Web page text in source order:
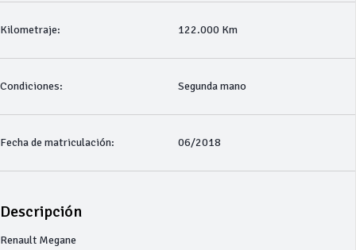
Kilometraje: 122.000 Km
Condiciones: Segunda mano
Fecha de matriculación: 06/2018
Descripción
Renault Megane